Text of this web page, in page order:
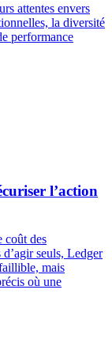
attentes envers
la diversité
performance
l’action
coût des
seuls, Ledger
mais
où une